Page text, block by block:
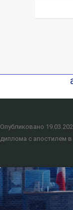
Опубликовано
диплома с апостилем